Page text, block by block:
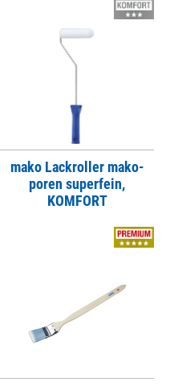
mako Lackroller mako-
poren superfein,
KOMFORT